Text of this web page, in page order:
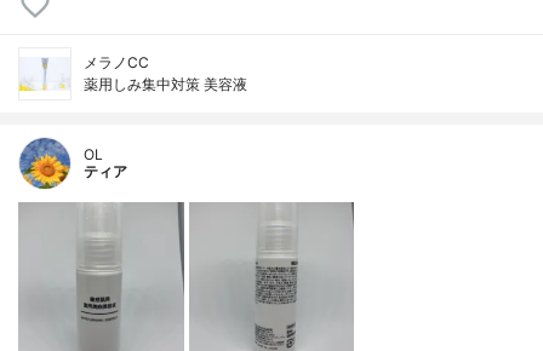
メラノCC
薬用しみ集中対策 美容液
OL
ティア